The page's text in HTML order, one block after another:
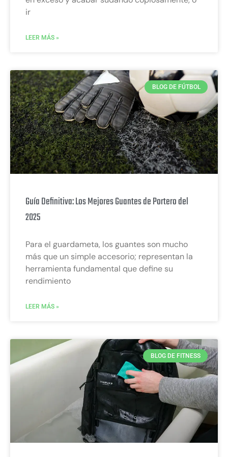
ir
LEER MÁS »
BLOG DE FÚTBOL
Guía Definitiva: Los Mejores Guantes de Portero del
2025
Para el guardameta, los guantes son mucho
más que un simple accesorio; representan la
herramienta fundamental que define su
rendimiento
LEER MÁS »
BLOG DE FITNESS